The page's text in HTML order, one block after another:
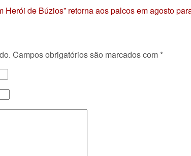
Herói de Búzios” retorna aos palcos em agosto
Campos obrigatórios são marcados com *